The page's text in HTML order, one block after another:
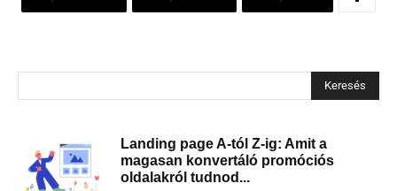
Keresés
Landing page A-tól Z-ig: Amit a
magasan konvertáló promóciós
oldalakról tudnod...